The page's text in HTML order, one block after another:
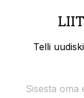
Telli